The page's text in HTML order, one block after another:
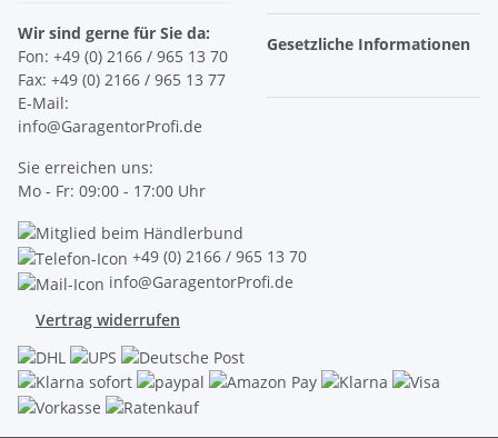
Wir sind gerne für Sie da:
Fon: +49 (0) 2166 / 965 13 70
Fax: +49 (0) 2166 / 965 13 77
E-Mail:
info@GaragentorProfi.de
Sie erreichen uns:
Mo - Fr: 09:00 - 17:00 Uhr
Gesetzliche Informationen
+49 (0) 2166 / 965 13 70
info@GaragentorProfi.de
Vertrag widerrufen